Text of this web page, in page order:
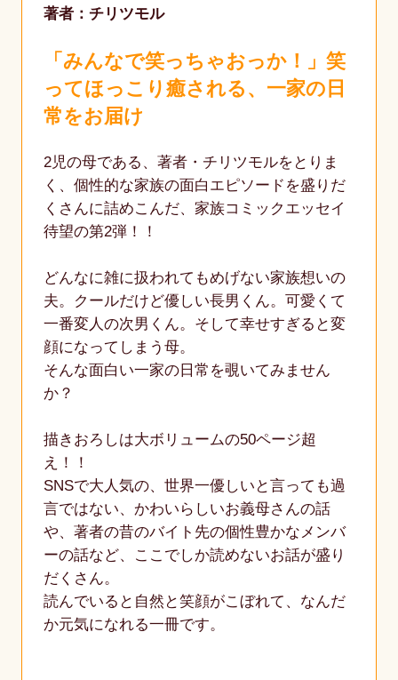
著者：チリツモル
「みんなで笑っちゃおっか！」笑
ってほっこり癒される、一家の日
常をお届け
2児の母である、著者・チリツモルをとりま
く、個性的な家族の面白エピソードを盛りだ
くさんに詰めこんだ、家族コミックエッセイ
待望の第2弾！！
どんなに雑に扱われてもめげない家族想いの
夫。クールだけど優しい長男くん。可愛くて
一番変人の次男くん。そして幸せすぎると変
顔になってしまう母。
そんな面白い一家の日常を覗いてみません
か？
描きおろしは大ボリュームの50ページ超
え！！
SNSで大人気の、世界一優しいと言っても過
言ではない、かわいらしいお義母さんの話
や、著者の昔のバイト先の個性豊かなメンバ
ーの話など、ここでしか読めないお話が盛り
だくさん。
読んでいると自然と笑顔がこぼれて、なんだ
か元気になれる一冊です。